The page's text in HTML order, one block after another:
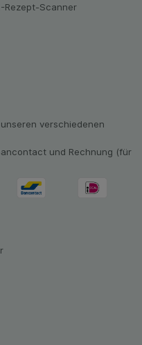
Rezept-Scanner
verschiedenen
und Rechnung (für